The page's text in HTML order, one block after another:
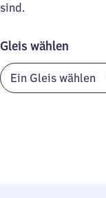
sind.
Gleis wählen